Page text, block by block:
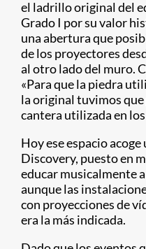
el ladrillo original del
Grado I por su valor
una abertura que
de los proyectores
al otro lado del muro.
«Para que la piedra
la original tuvimos
cantera utilizada en
Hoy ese espacio
Discovery, puesto en
educar musicalmente
aunque las
con proyecciones de
era la más indicada.